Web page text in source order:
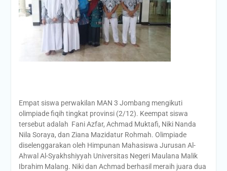
Empat siswa perwakilan MAN 3 Jombang mengikuti
olimpiade fiqih tingkat provinsi (2/12). Keempat siswa
tersebut adalah Fani Azfar, Achmad Muktafi, Niki Nanda
Nila Soraya, dan Ziana Mazidatur Rohmah. Olimpiade
diselenggarakan oleh Himpunan Mahasiswa Jurusan Al-
Ahwal Al-Syakhshiyyah Universitas Negeri Maulana Malik
Ibrahim Malang. Niki dan Achmad berhasil meraih juara dua